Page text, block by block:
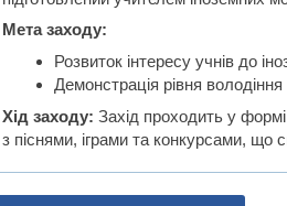
Мета заходу:
Розвиток інтересу учнів до
Демонстрація рівня
Хід заходу: Захід проходить у
з піснями, іграми та конкурсами, що